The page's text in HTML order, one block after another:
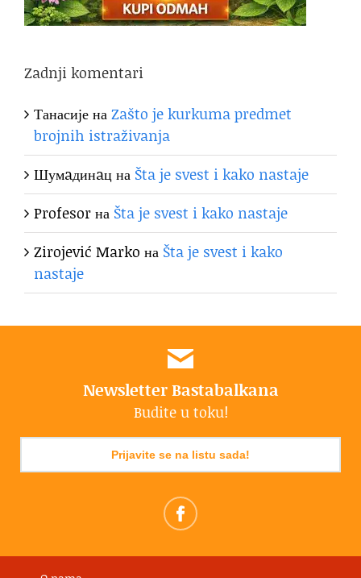
Zadnji komentari
ТанасијенаZašto je kurkuma predmet
brojnih istraživanja
Шумaдинaцна Šta je svest i kako nastaje
Profesorна Šta je svest i kako nastaje
Zirojević Marko на Šta je svest i kako
nastaje
Newsletter Bastabalkana
Budite u toku!
Prijavite se na listu sada!